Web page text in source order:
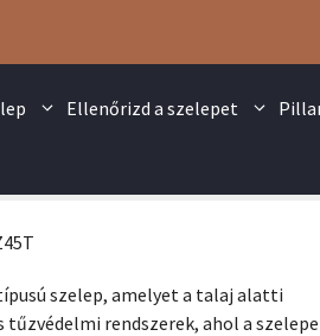
Ellenőrizd a szelepet
szelep, amelyet a talaj alatti
rendszerek, ahol a